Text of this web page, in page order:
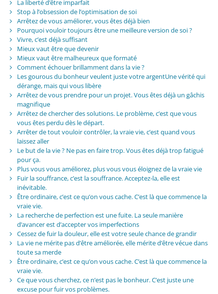
La liberté d’être imparfait
Stop à l’obsession de l’optimisation de soi
Arrêtez de vous améliorer, vous êtes déjà bien
Pourquoi vouloir toujours être une meilleure version de soi ?
Vivre, c’est déjà suffisant
Mieux vaut être que devenir
Mieux vaut être malheureux que formaté
Comment échouer brillamment dans la vie ?
Les gourous du bonheur veulent juste votre argentUne vérité qui
dérange, mais qui vous libère
Arrêtez de vous prendre pour un projet. Vous êtes déjà un gâchis
magnifique
Arrêtez de chercher des solutions. Le problème, c’est que vous
vous êtes perdu dès le départ.
Arrêter de tout vouloir contrôler, la vraie vie, c’est quand vous
laissez aller
Le but de la vie ? Ne pas en faire trop. Vous êtes déjà trop fatigué
pour ça.
Plus vous vous améliorez, plus vous vous éloignez de la vraie vie
Fuir la souffrance, c’est la souffrance. Acceptez-la, elle est
inévitable.
Être ordinaire, c’est ce qu’on vous cache. C’est là que commence la
vraie vie.
La recherche de perfection est une fuite. La seule manière
d’avancer est d’accepter vos imperfections
Cessez de fuir la douleur, elle est votre seule chance de grandir
La vie ne mérite pas d’être améliorée, elle mérite d’être vécue dans
toute sa merde
Être ordinaire, c’est ce qu’on vous cache. C’est là que commence la
vraie vie.
Ce que vous cherchez, ce n’est pas le bonheur. C’est juste une
excuse pour fuir vos problèmes.